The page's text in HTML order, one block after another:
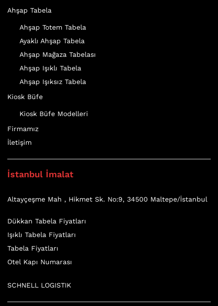
Ahşap Tabela
Ahşap Totem Tabela
Ayaklı Ahşap Tabela
Ahşap Mağaza Tabelası
Ahşap Işıklı Tabela
Ahşap Işıksız Tabela
Kiosk Büfe
Kiosk Büfe Modelleri
Firmamız
İletişim
İstanbul İmalat
Altayçeşme Mah , Hikmet Sk. No:9, 34500 Maltepe/İstanbul
Dükkan Tabela Fiyatları
Işıklı Tabela Fiyatları
Tabela Fiyatları
Otel Kapı Numarası
SCHNELL LOGISTIK